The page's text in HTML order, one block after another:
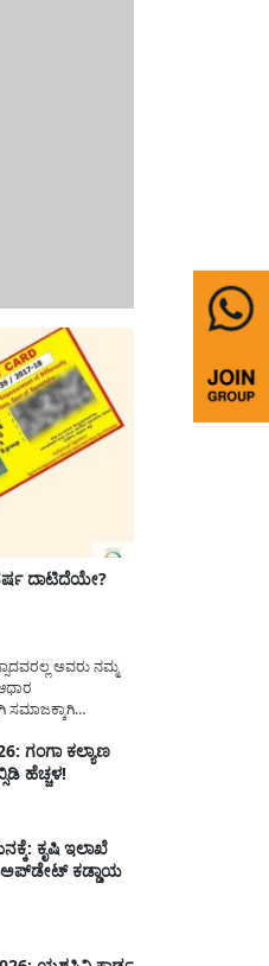
ದಾಟಿದೆಯೇ?
ಅವರು ನಮ್ಮ
ಸಮಾಜಕ್ಕಾಗಿ
ಆದ್ದರಿಂದ
ಗಂಗಾ ಕಲ್ಯಾಣ
ಹೆಚ್ಚಳ!
ಕೃಷಿ ಇಲಾಖೆ
ಕಡ್ಡಾಯ